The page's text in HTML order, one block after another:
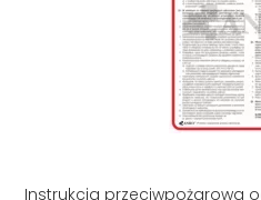
Instrukcja przeciwpożarowa